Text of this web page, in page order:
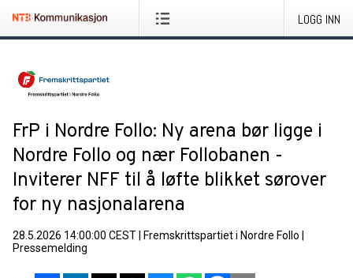
LOGG INN
FrP i Nordre Follo: Ny arena bør ligge i
Nordre Follo og nær Follobanen -
Inviterer NFF til å løfte blikket sørover
for ny nasjonalarena
28.5.2026 14:00:00 CEST Fremskrittspartiet i Nordre Follo
Pressemelding